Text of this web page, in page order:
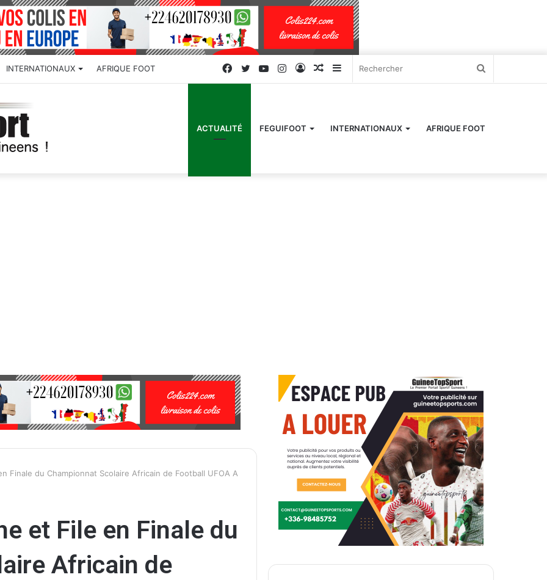
INTERNATIONAUX AFRIQUE FOOT Sidebar
latérale)
Article
Connexion
Instagram
YouTube
Twitter
Facebook
ACTUALITÉ FEGUIFOOT INTERNATIONAUX AFRIQUE FOOT
Finale du Championnat Scolaire Africain de Football UFOA A
et File en Finale du
Africain de